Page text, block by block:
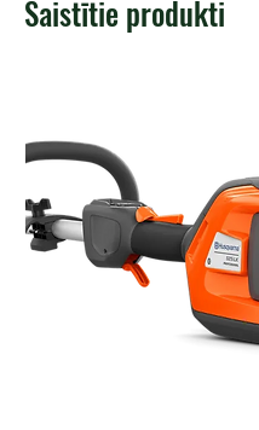
Saistītie produkti